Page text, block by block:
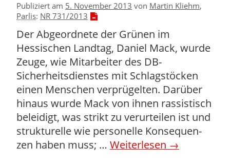
Publiziert am 5. November 2013 von Martin Kliehm,
Parlis: NR 731/2013
Der Abgeordnete der Grünen im
Hessischen Landtag, Daniel Mack, wurde
Zeuge, wie Mitarbeiter des DB-
Sicherheitsdienstes mit Schlagstöcken
einen Menschen verprügelten. Darüber
hinaus wurde Mack von ihnen rassistisch
beleidigt, was strikt zu verurteilen ist und
strukturelle wie personelle Konsequen­
zen haben muss; … Weiterlesen →